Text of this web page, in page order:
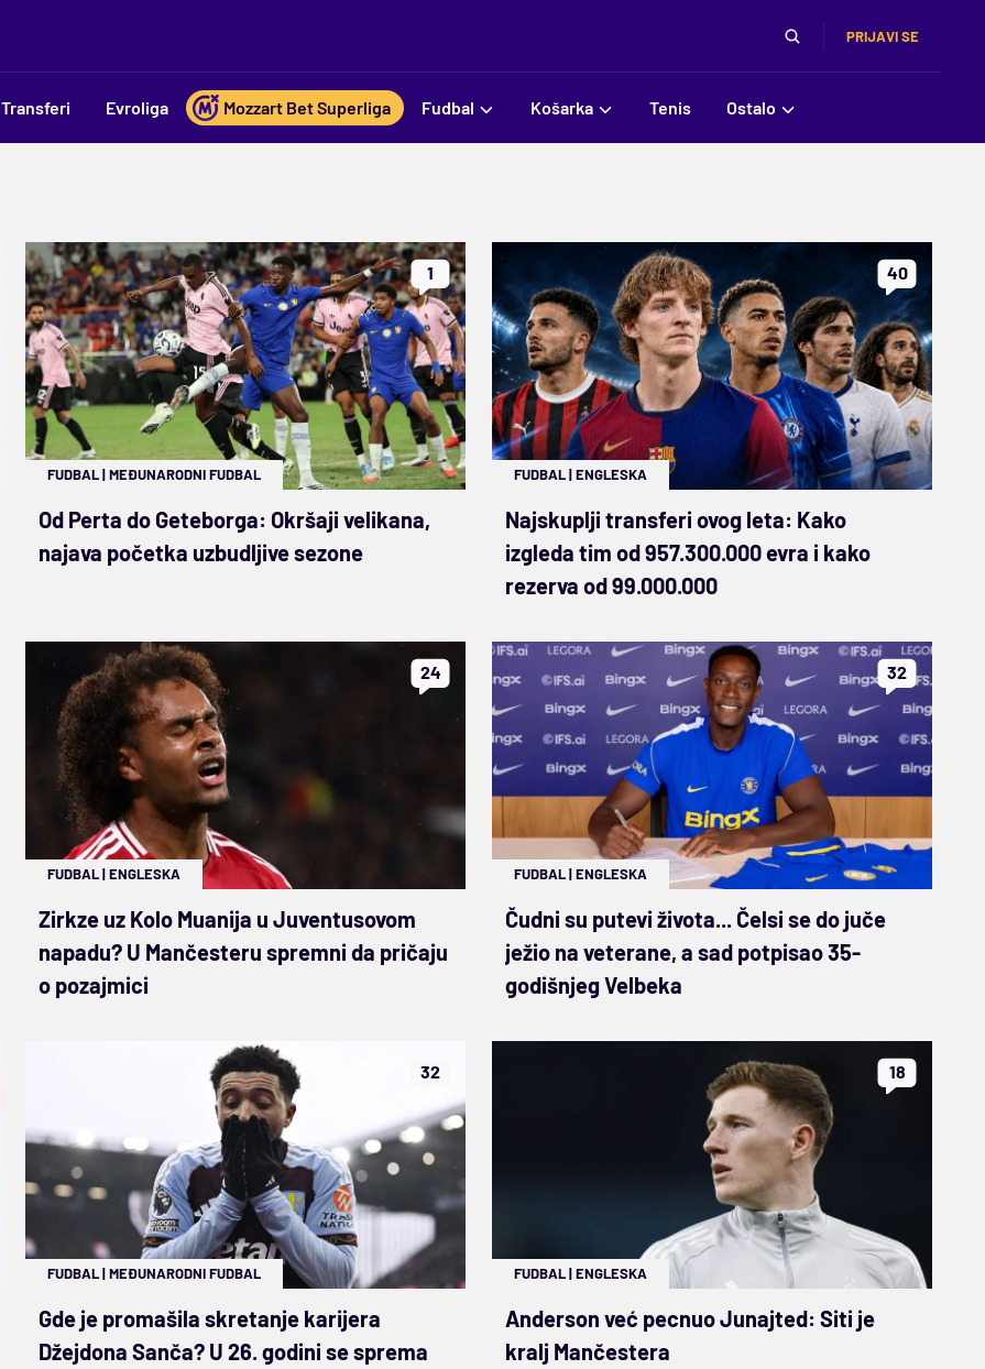
PRIJAVI SE
Transferi Evroliga Mozzart Bet Superliga Fudbal Košarka Tenis Ostalo
1
FUDBAL|MEĐUNARODNI FUDBAL
Od Perta do Geteborga: Okršaji velikana,
najava početka uzbudljive sezone
40
FUDBAL|ENGLESKA
Najskuplji transferi ovog leta: Kako
izgleda tim od 957.300.000 evra i kako
rezerva od 99.000.000
24
FUDBAL|ENGLESKA
Zirkze uz Kolo Muanija u Juventusovom
napadu? U Mančesteru spremni da pričaju
o pozajmici
32
FUDBAL|ENGLESKA
Čudni su putevi života... Čelsi se do juče
ježio na veterane, a sad potpisao 35-
godišnjeg Velbeka
32
FUDBAL|MEĐUNARODNI FUDBAL
Gde je promašila skretanje karijera
Džejdona Sanča? U 26. godini se sprema
18
FUDBAL|ENGLESKA
Anderson već pecnuo Junajted: Siti je
kralj Mančestera